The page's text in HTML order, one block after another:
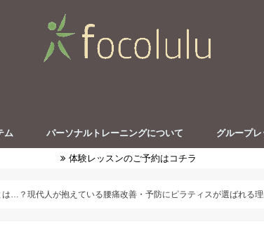
ム パーソナルトレーニングについて グループ
体験レッスンのご予約はコチラ
…？現代人が抱えている腰痛改善・予防にピラティスが選ばれる